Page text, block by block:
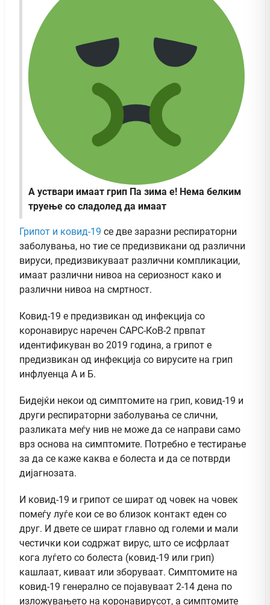
А уствари имаат грип Па зима е! Нема белким
труење со сладолед да имаат
Грипот и ковид-19 се две заразни респираторни
заболувања, но тие се предизвикани од различни
вируси, предизвикуваат различни компликации,
имаат различни нивоа на сериозност како и
различни нивоа на смртност.
Ковид-19 е предизвикан од инфекција со
коронавирус наречен САРС-КоВ-2 првпат
идентификуван во 2019 година, а грипот е
предизвикан од инфекција со вирусите на грип
инфлуенца А и Б.
Бидејќи некои од симптомите на грип, ковид-19 и
други респираторни заболувања се слични,
разликата меѓу нив не може да се направи само
врз основа на симптомите. Потребно е тестирање
за да се каже каква е болеста и да се потврди
дијагнозата.
И ковид-19 и грипот се шират од човек на човек
помеѓу луѓе кои се во близок контакт еден со
друг. И двете се шират главно од големи и мали
честички кои содржат вирус, што се исфрлаат
кога луѓето со болеста (ковид-19 или грип)
кашлаат, киваат или зборуваат. Симптомите на
ковид-19 генерално се појавуваат 2-14 дена по
изложувањето на коронавирусот, а симптомите